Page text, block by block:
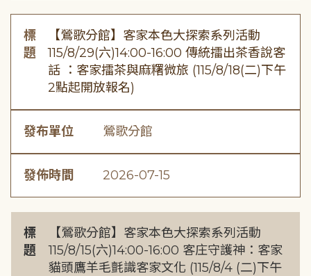
標
題
【鶯歌分館】客家本色大探索系列活動
115/8/29(六)14:00-16:00 傳統擂出茶香說客
話 ：客家擂茶與麻糬微旅 (115/8/18(二)下午
2點起開放報名)
發布單位 鶯歌分館
發佈時間 2026-07-15
標
題
【鶯歌分館】客家本色大探索系列活動
115/8/15(六)14:00-16:00 客庄守護神：客家
貓頭鷹羊毛氈識客家文化 (115/8/4 (二)下午